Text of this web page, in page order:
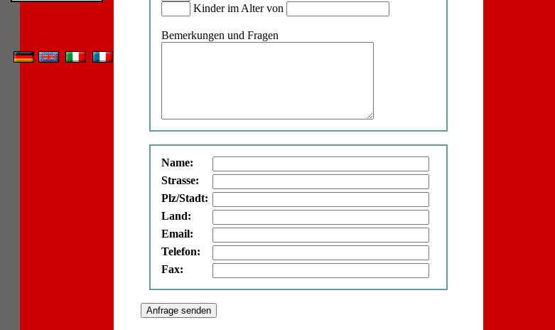
Kinder im Alter von
Bemerkungen und Fragen
Name:
Strasse:
Plz/Stadt:
Land:
Email:
Telefon:
Fax: